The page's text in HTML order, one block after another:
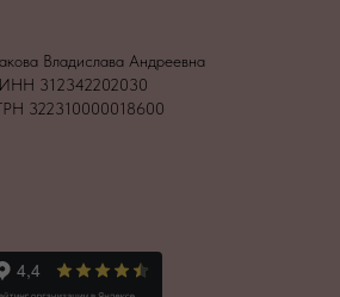
Владислава Андреевна
ИНН 312342202030
322310000018600